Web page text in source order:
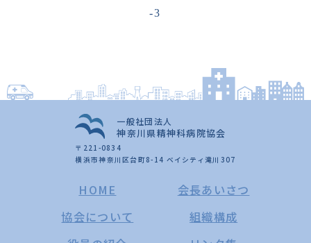
-3
一般社団法人
神奈川県精神科病院協会
〒221-0834
横浜市神奈川区台町8-14 ベイシティ滝川307
HOME
会長あいさつ
協会について
組織構成